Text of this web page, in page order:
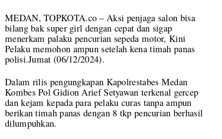
MEDAN, TOPKOTA.co – Aksi penjaga salon bisa
bilang bak super girl dengan cepat dan sigap
menerkam palaku pencurian sepeda motor, Kini
Pelaku memohon ampun setelah kena timah panas
polisi.Jumat (06/12/2024).
Dalam rilis pengungkapan Kapolrestabes Medan
Kombes Pol Gidion Arief Setyawan terkenal gercep
dan kejam kepada para pelaku curas tanpa ampun
berikan timah panas dengan 8 tkp pencurian berhasil
dilumpuhkan.